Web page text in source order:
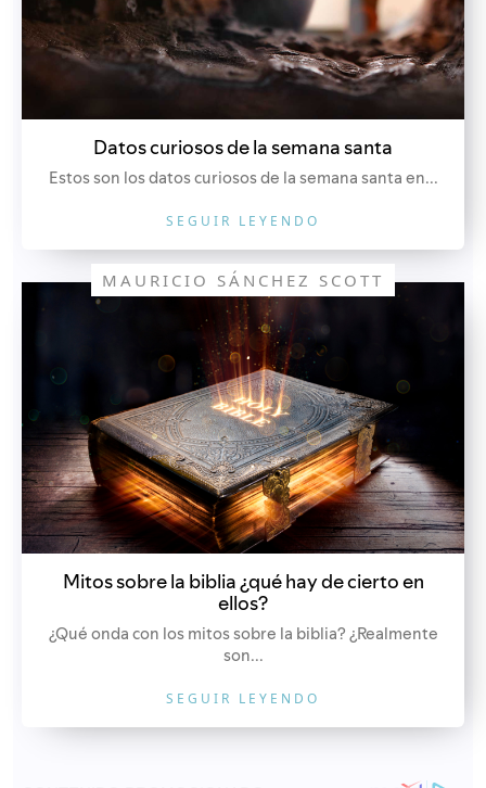
Datos curiosos de la semana santa
Estos son los datos curiosos de la semana santa en...
SEGUIR LEYENDO
MAURICIO SÁNCHEZ SCOTT
Mitos sobre la biblia ¿qué hay de cierto en
ellos?
¿Qué onda con los mitos sobre la biblia? ¿Realmente
son...
SEGUIR LEYENDO